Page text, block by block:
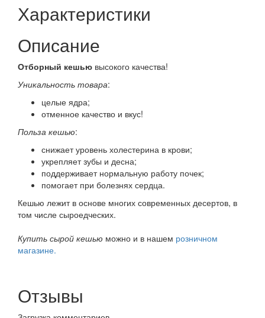
Характеристики
Описание
Отборный кешью высокого качества!
Уникальность товара:
целые ядра;
отменное качество и вкус!
Польза кешью:
снижает уровень холестерина в крови;
укрепляет зубы и десна;
поддерживает нормальную работу почек;
помогает при болезнях сердца.
Кешью лежит в основе многих современных десертов, в
том числе сыроедческих.
Купить сырой кешью можно и в нашем розничном
магазине.
Отзывы